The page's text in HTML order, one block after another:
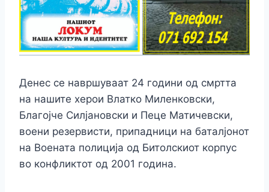
Денес се навршуваат 24 години од смртта
на нашите херои Влатко Миленковски,
Благојче Силјановски и Пеце Матичевски,
воени резервисти, припадници на баталјонот
на Воената полиција од Битолскиот корпус
во конфликтот од 2001 година.